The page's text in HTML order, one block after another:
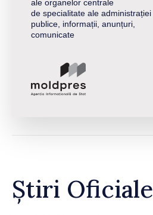
ale organelor centrale
de specialitate ale administrației
publice, informații, anunțuri,
comunicate
Știri Oficiale